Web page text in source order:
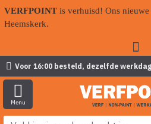
VERFPOINT is verhuisd! Ons
Heemskerk.
Voor 16:00 besteld, dezelfde